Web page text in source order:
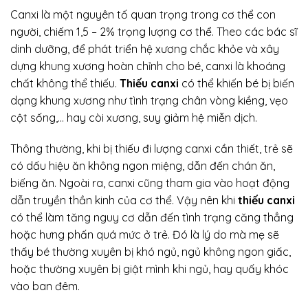
Canxi là một nguyên tố quan trọng trong cơ thể con
người, chiếm 1,5 – 2% trọng lượng cơ thể. Theo các bác sĩ
dinh dưỡng, để phát triển hệ xương chắc khỏe và xây
dựng khung xương hoàn chỉnh cho bé, canxi là khoáng
chất không thể thiếu. Thiếu canxi có thể khiến bé bị biến
dạng khung xương như tình trạng chân vòng kiềng, vẹo
cột sống,… hay còi xương, suy giảm hệ miễn dịch.
Thông thường, khi bị thiếu đi lượng canxi cần thiết, trẻ sẽ
có dấu hiệu ăn không ngon miệng, dẫn đến chán ăn,
biếng ăn. Ngoài ra, canxi cũng tham gia vào hoạt động
dẫn truyền thần kinh của cơ thể. Vậy nên khi thiếu canxi
có thể làm tăng nguy cơ dẫn đến tình trạng căng thẳng
hoặc hưng phấn quá mức ở trẻ. Đó là lý do mà mẹ sẽ
thấy bé thường xuyên bị khó ngủ, ngủ không ngon giấc,
hoặc thường xuyên bị giật mình khi ngủ, hay quấy khóc
vào ban đêm.